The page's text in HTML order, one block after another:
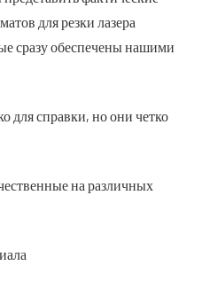
для резки лазера
сразу обеспечены нашими
для справки, но они четко
на различных